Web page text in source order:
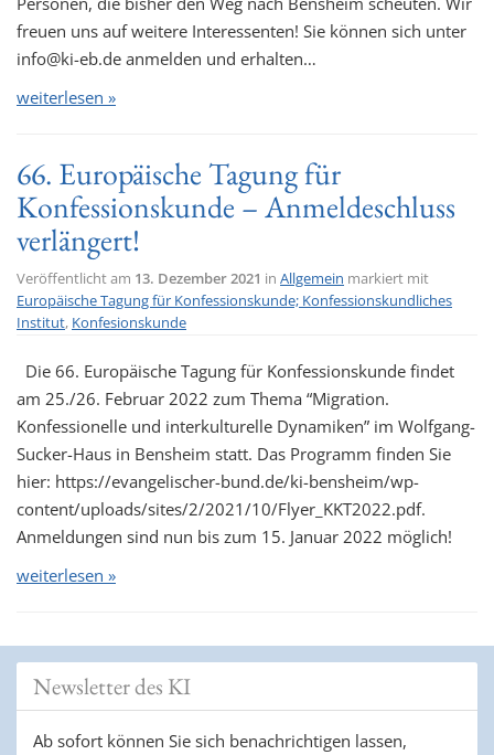
freuen uns auf weitere Interessenten! Sie können sich unter
info@ki-eb.de anmelden und erhalten…
weiterlesen »
66. Europäische Tagung für
Konfessionskunde – Anmeldeschluss
verlängert!
Veröffentlicht am 13. Dezember 2021 in Allgemein markiert mit
Europäische Tagung für Konfessionskunde; Konfessionskundliches
Institut, Konfesionskunde
Die 66. Europäische Tagung für Konfessionskunde findet
am 25./26. Februar 2022 zum Thema “Migration.
Konfessionelle und interkulturelle Dynamiken” im Wolfgang-
Sucker-Haus in Bensheim statt. Das Programm finden Sie
hier: https://evangelischer-bund.de/ki-bensheim/wp-
content/uploads/sites/2/2021/10/Flyer_KKT2022.pdf.
Anmeldungen sind nun bis zum 15. Januar 2022 möglich!
weiterlesen »
Newsletter des KI
Ab sofort können Sie sich benachrichtigen lassen,